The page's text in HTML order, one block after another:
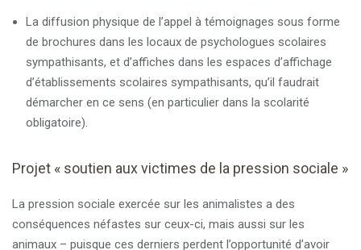
La diffusion physique de l’appel à témoignages sous forme
de brochures dans les locaux de psychologues scolaires
sympathisants, et d’affiches dans les espaces d’affichage
d’établissements scolaires sympathisants, qu’il faudrait
démarcher en ce sens (en particulier dans la scolarité
obligatoire).
Projet « soutien aux victimes de la pression sociale »
La pression sociale exercée sur les animalistes a des
conséquences néfastes sur ceux-ci, mais aussi sur les
animaux – puisque ces derniers perdent l’opportunité d’avoir